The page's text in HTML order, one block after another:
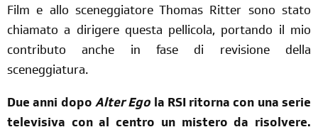
Film e allo sceneggiatore Thomas Ritter sono stato
chiamato a dirigere questa pellicola, portando il mio
contributo anche in fase di revisione della
sceneggiatura.
Due anni dopo Alter Ego la RSI ritorna con una serie
televisiva con al centro un mistero da risolvere.